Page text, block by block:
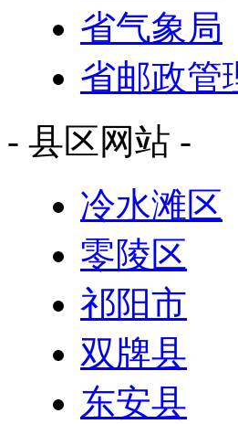
省气象局
省邮政管
- 县区网站 -
冷水滩区
零陵区
祁阳市
双牌县
东安县